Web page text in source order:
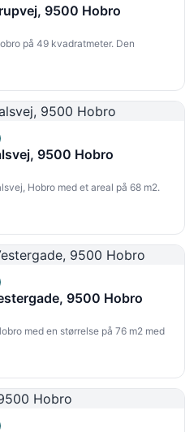
9500 Hobro
på 49 kvadratmeter. Den
9500 Hobro
Hobro med et areal på 68 m2.
9500 Hobro
med en størrelse på 76 m2 med